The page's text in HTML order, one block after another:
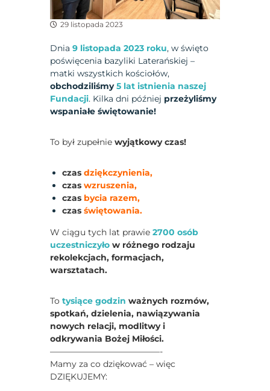
29 listopada 2023
Dnia9 listopada 2023 roku, w święto
poświęcenia bazyliki Laterańskiej –
matki wszystkich kościołów,
obchodziliśmy 5 lat istnienia naszej
Fundacji. Kilka dni później przeżyliśmy
wspaniałe świętowanie!
To był zupełniewyjątkowy czas!
czasdziękczynienia,
czaswzruszenia,
czas bycia razem,
czasświętowania.
W ciągu tych lat prawie2700 osób
uczestniczyło w różnego rodzaju
rekolekcjach, formacjach,
warsztatach.
Totysiące godzin ważnych rozmów,
spotkań, dzielenia, nawiązywania
nowych relacji, modlitwy i
odkrywania Bożej Miłości.
—————————————-
Mamy za co dziękować – więc
DZIĘKUJEMY: